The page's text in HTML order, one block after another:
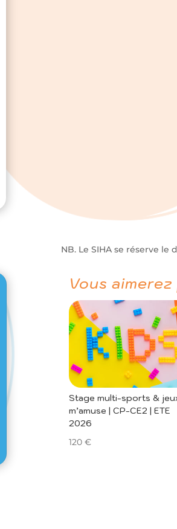
NB. Le SIHA se réserve
Vous
Stage multi-sports &
m’amuse | CP-CE2 | ETE
2026
120€